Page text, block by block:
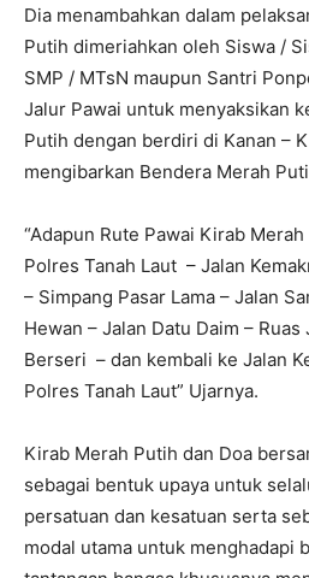
Dia menambahkan dalam
Putih dimeriahkan oleh Siswa /
SMP / MTsN maupun Santri
Jalur Pawai untuk menyaksikan
Putih dengan berdiri di Kanan –
mengibarkan Bendera Merah
“Adapun Rute Pawai Kirab
Polres Tanah Laut – Jalan
– Simpang Pasar Lama – Jalan
Hewan – Jalan Datu Daim –
Berseri – dan kembali ke Jalan
Polres Tanah Laut” Ujarnya.
Kirab Merah Putih dan Doa
sebagai bentuk upaya untuk
persatuan dan kesatuan serta
modal utama untuk menghadapi